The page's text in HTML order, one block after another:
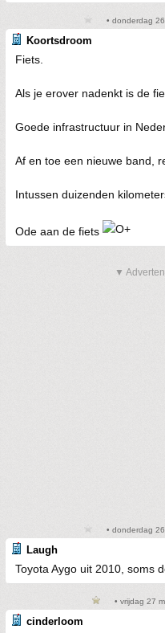
• donderdag
Koortsdroom
Fiets.
Als je erover nadenkt is de
Goede infrastructuur in
Af en toe een nieuwe band,
Intussen duizenden
Ode aan de fiets
▼
• donderdag
Laugh
Toyota Aygo uit 2010, soms
• vrijdag 27
cinderloom